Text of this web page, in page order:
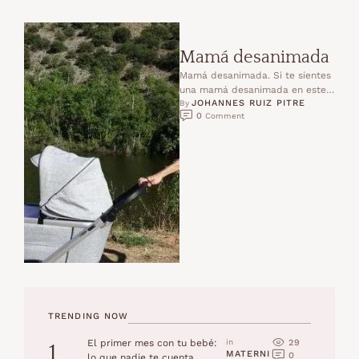
Mamá desanimada
Mamá desanimada. Si te sientes
una mamá desanimada en este
momento, este cambio de
mentalidad te ayudará a …
By JOHANNES RUIZ PITRE
0 Comment
TRENDING NOW
El primer mes con tu bebé:
in
MATERNI
29
0